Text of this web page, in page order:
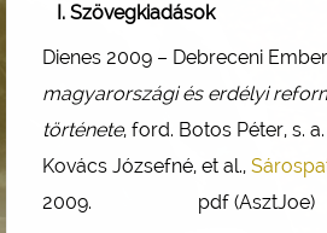
Szövegkiadások
Dienes 2009 – Debreceni
magyarországi és erdélyi
története, ford. Botos Péter, s.
Kovács Józsefné, et al.,
2009. pdf (AsztJoe)